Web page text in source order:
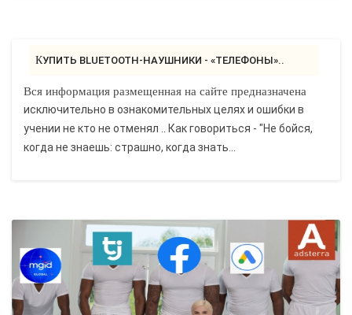
КУПИТЬ BLUETOOTH-НАУШНИКИ - «ТЕЛЕФОНЫ»..
Вся информация размещенная на сайте предназначена
исключительно в ознакомительных целях и ошибки в
учении не кто не отменял .. Как говориться - "Не бойся,
когда не знаешь: страшно, когда знать...